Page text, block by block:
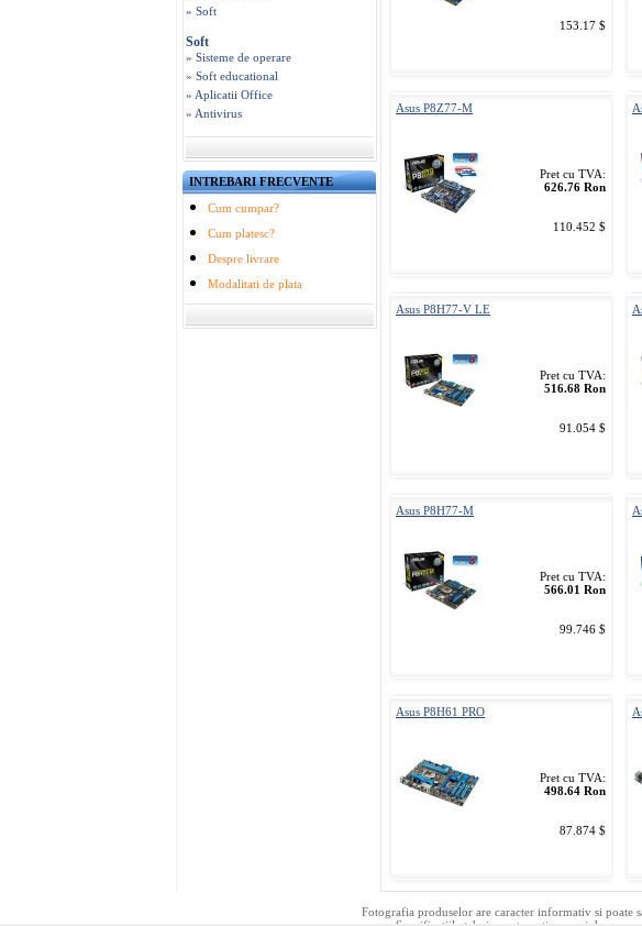
» Soft
Soft
» Sisteme de operare
» Soft educational
» Aplicatii Office
» Antivirus
INTREBARI FRECVENTE
Cum cumpar?
Cum platesc?
Despre livrare
Modalitati de plata
153.17 $
Asus P8Z77-M
Pret cu TVA:
626.76 Ron
110.452 $
Asus P8H77-V LE
Pret cu TVA:
516.68 Ron
91.054 $
Asus P8H77-M
Pret cu TVA:
566.01 Ron
99.746 $
Asus P8H61 PRO
Pret cu TVA:
498.64 Ron
87.874 $
Fotografia produselor are caracter informativ si poate